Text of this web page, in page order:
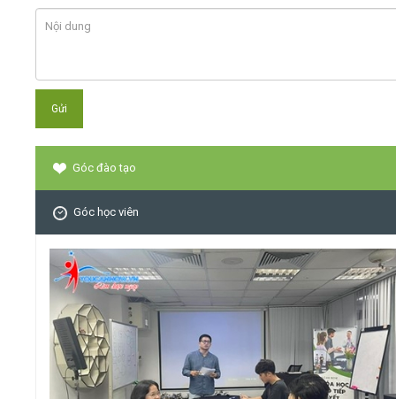
Góc đào tạo
Góc học viên